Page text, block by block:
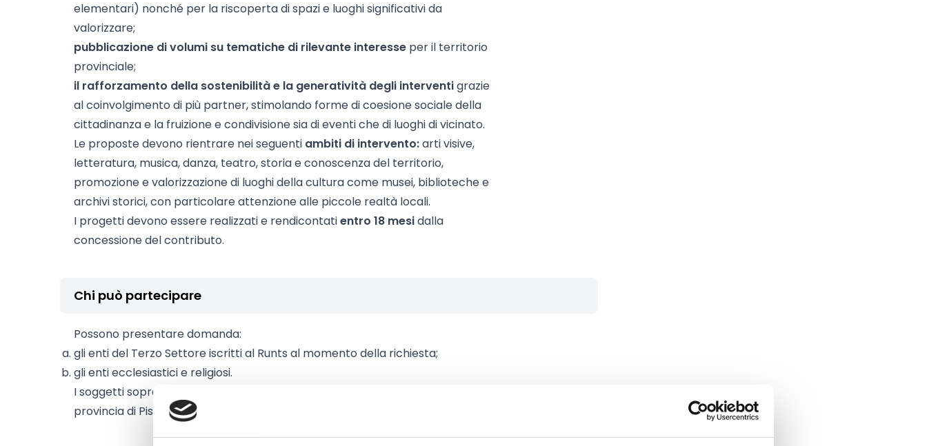
elementari) nonché per la riscoperta di spazi e luoghi significativi da
valorizzare;
pubblicazione di volumi su tematiche di rilevante interesse per il territorio
provinciale;
il rafforzamento della sostenibilità e la generatività degli interventigrazie
al coinvolgimento di più partner, stimolando forme di coesione sociale della
cittadinanza e la fruizione e condivisione sia di eventi che di luoghi di vicinato.
Le proposte devono rientrare nei seguenti ambiti di intervento:arti visive,
letteratura, musica, danza, teatro, storia e conoscenza del territorio,
promozione e valorizzazione di luoghi della cultura come musei, biblioteche e
archivi storici, con particolare attenzione alle piccole realtà locali.
I progetti devono essere realizzati e rendicontatientro 18 mesidalla
concessione del contributo.
Chi può partecipare
Possono presentare domanda:
gli enti del Terzo Settore iscritti al Runts al momento della richiesta;
gli enti ecclesiastici e religiosi.
I soggetti sopra indicati devono avere sede o operare nel territorio della
provincia di Pistoia.